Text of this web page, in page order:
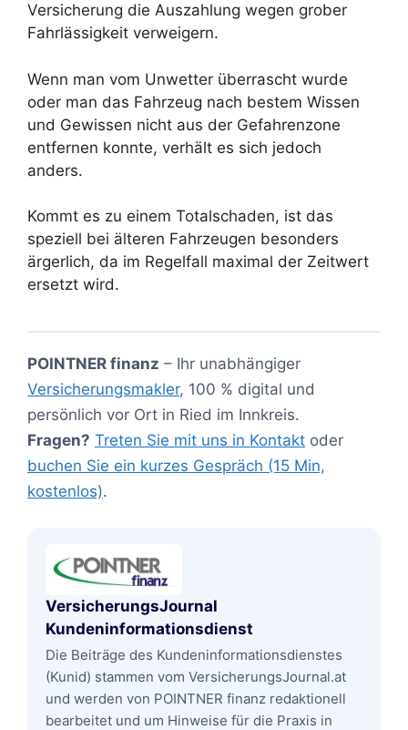
Versicherung die Auszahlung wegen grober
Fahrlässigkeit verweigern.
Wenn man vom Unwetter überrascht wurde
oder man das Fahrzeug nach bestem Wissen
und Gewissen nicht aus der Gefahrenzone
entfernen konnte, verhält es sich jedoch
anders.
Kommt es zu einem Totalschaden, ist das
speziell bei älteren Fahrzeugen besonders
ärgerlich, da im Regelfall maximal der Zeitwert
ersetzt wird.
POINTNER finanz – Ihr unabhängiger
Versicherungsmakler, 100 % digital und
persönlich vor Ort in Ried im Innkreis.
Fragen? Treten Sie mit uns in Kontakt oder
buchen Sie ein kurzes Gespräch (15 Min,
kostenlos).
VersicherungsJournal
Kundeninformationsdienst
Die Beiträge des Kundeninformationsdienstes
(Kunid) stammen vom VersicherungsJournal.at
und werden von POINTNER finanz redaktionell
bearbeitet und um Hinweise für die Praxis in